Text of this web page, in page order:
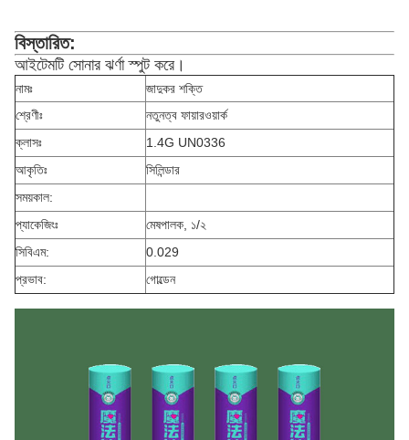
বিস্তারিত:
আইটেমটি সোনার ঝর্ণা স্পুট করে।
নামঃ
জাদুকর শক্তি
শ্রেণীঃ
নতুনত্ব ফায়ারওয়ার্ক
ক্লাসঃ
1.4G UN0336
আকৃতিঃ
সিলিন্ডার
সময়কাল:
প্যাকেজিংঃ
মেষপালক, ১/২
সিবিএম:
0.029
প্রভাব:
গোল্ডেন